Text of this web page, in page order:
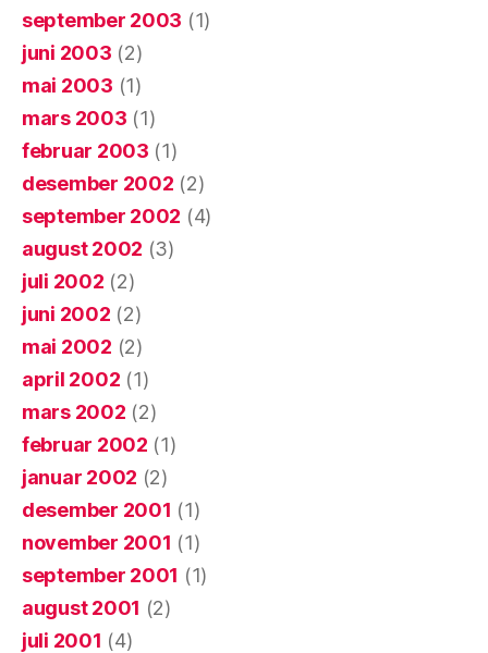
september 2003 (1)
juni 2003 (2)
mai 2003 (1)
mars 2003 (1)
februar 2003 (1)
desember 2002 (2)
september 2002 (4)
august 2002 (3)
juli 2002 (2)
juni 2002 (2)
mai 2002 (2)
april 2002 (1)
mars 2002 (2)
februar 2002 (1)
januar 2002 (2)
desember 2001 (1)
november 2001 (1)
september 2001 (1)
august 2001 (2)
juli 2001 (4)